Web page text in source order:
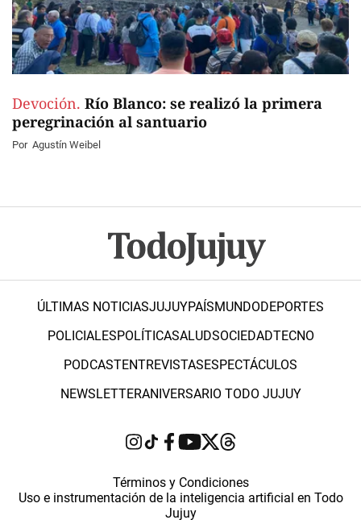
Devoción. Río Blanco: se realizó la primera
peregrinación al santuario
Por Agustín Weibel
ÚLTIMAS NOTICIASJUJUYPAÍSMUNDODEPORTES
POLICIALESPOLÍTICASALUDSOCIEDADTECNO
PODCASTENTREVISTASESPECTÁCULOS
NEWSLETTERANIVERSARIO TODO JUJUY
Términos y Condiciones
Uso e instrumentación de la inteligencia artificial en Todo
Jujuy